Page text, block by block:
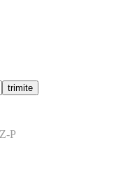
trimite
P